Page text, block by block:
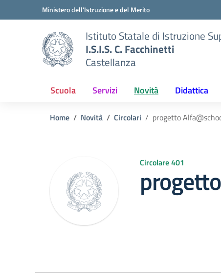
Vai ai contenuti
Vai al menu di navigazioneMinistero dell'Istruzione e del Merito
Istituto Statale di Istruzione
I.S.I.S. C. Facchinetti
Castellanza
Scuola Servizi Novità Didattica
Home Novità Circolari progetto
Circolare 401